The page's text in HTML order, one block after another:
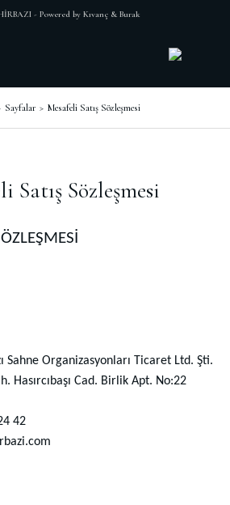
- Powered by Kıvanç & Burak
Sayfalar Mesafeli Satış Sözleşmesi
Satış Sözleşmesi
Sahne Organizasyonları Ticaret Ltd. Şti.
Hasırcıbaşı Cad. Birlik Apt. No:22
42